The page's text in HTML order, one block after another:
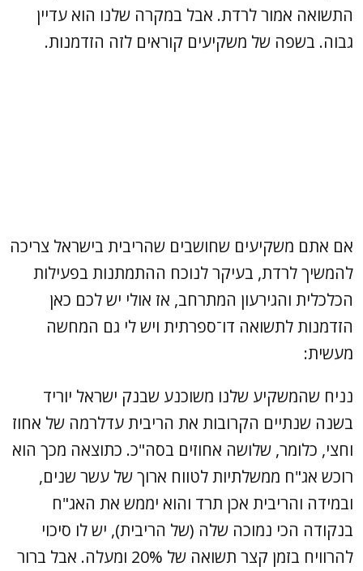
התשואה אמור לרדת. אבל במקרה שלנו הוא עדיין
גבוה. בשפה של משקיעים קוראים לזה הזדמנות.
אם אתם משקיעים שחושבים שהריבית בישראל צריכה
להמשיך לרדת, בעיקר לנוכח ההתמתנות בפעילות
הכלכלית והגירעון המתרחב, אז אולי יש לכם כאן
הזדמנות לתשואה דו־ספרתית ויש לי גם המחשה
מעשית:
נניח שהמשקיע שלנו משוכנע שבנק ישראל יוריד
בשנה שנתיים הקרובות את הריבית עדלרמה של אחוז
וחצי, כלומר, שלושה אחוזים בסה"כ. כתוצאה מכך הוא
רוכש אג"ח ממשלתיות לטווח ארוך של עשר שנים,
ובמידה והריבית אכן תרד והוא יממש את האג"ח
בנקודה הכי נמוכה שלה (של הריבית), יש לו סיכוי
להרוויח בזמן קצר תשואה של 20% ומעלה. אבל ברור